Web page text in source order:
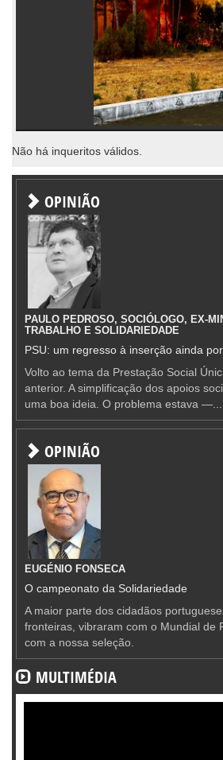
Não há inqueritos válidos.
OPINIÃO
PAULO PEDROSO, SOCIÓLOGO, EX-
TRABALHO E SOLIDARIEDADE
PSU: um regresso à inserção ainda
Volto ao tema da Prestação Social
anterior. A simplificação dos apoios
uma boa ideia. O problema estava —...
OPINIÃO
EUGÉNIO FONSECA
O campeonato da Solidariedade
A maior parte dos cidadãos
fronteiras, vibraram com o Mundial de
com a nossa seleção.
MULTIMÉDIA